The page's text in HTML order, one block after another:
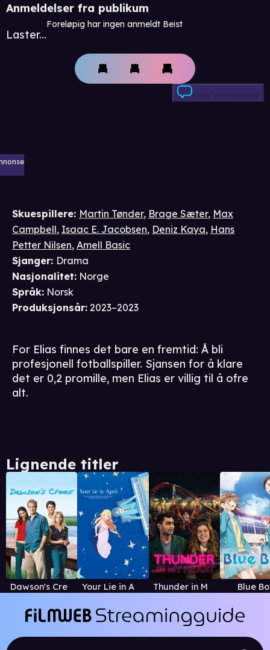
Anmeldelser fra publikum
Laster...
Foreløpig har ingen anmeldt Beist
Skriv anmeldelse
Skuespillere: Martin Tønder, Brage Sæter, Max
Campbell, Isaac E. Jacobsen, Deniz Kaya, Hans
Petter Nilsen, Amell Basic
Sjanger: Drama
Nasjonalitet: Norge
Språk: Norsk
Produksjonsår: 2023–2023
For Elias finnes det bare en fremtid: Å bli
profesjonell fotballspiller. Sjansen for å klare
det er 0,2 promille, men Elias er villig til å ofre
alt.
Lignende titler
Dawson's Creek Your Lie in April Thunder in My Heart Blue